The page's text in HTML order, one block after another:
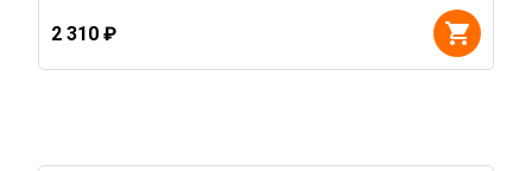
2 310 ₽